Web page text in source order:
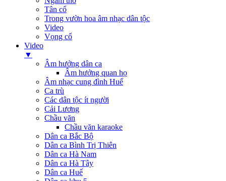
Tân cổ
Trong vườn hoa âm nhạc dân tộc
Video
Vọng cổ
Video
▼
Âm hưởng dân ca
Âm hưởng quan họ
Âm nhạc cung đình Huế
Ca trù
Các dân tộc ít người
Cải Lương
Chầu văn
Chầu văn karaoke
Dân ca Bắc Bộ
Dân ca Bình Trị Thiên
Dân ca Hà Nam
Dân ca Hà Tây
Dân ca Huế